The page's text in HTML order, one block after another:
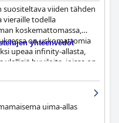
suositeltava viiden tähden
vieraille todella
koskemattomassa,
on uskomattomia
upeaa infinity-allasta,
ylellisiä huviloita, joissa on
kohokohta
ja vesiputoukselle
Lomakeskus
ja tai chille sekä
tarjoaa erinomaista
yhteenvedot
uima-allas